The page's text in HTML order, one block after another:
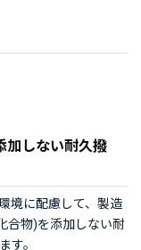
加しない耐久撥
境に配慮して、製造
合物)を添加しない耐
す。